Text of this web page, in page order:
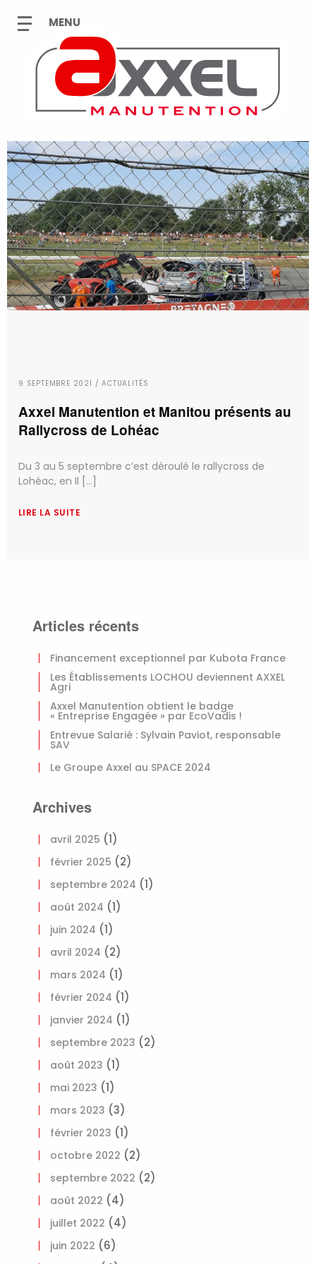
9 SEPTEMBRE 2021 / ACTUALITÉS
Axxel Manutention et Manitou présents au
Rallycross de Lohéac
Du 3 au 5 septembre c’est déroulé le rallycross de
Lohéac, en Il [...]
LIRE LA SUITE
Articles récents
Financement exceptionnel par Kubota France
Les Établissements LOCHOU deviennent AXXEL
Agri
Axxel Manutention obtient le badge
« Entreprise Engagée » par EcoVadis !
Entrevue Salarié : Sylvain Paviot, responsable
SAV
Le Groupe Axxel au SPACE 2024
Archives
avril 2025 (1)
février 2025 (2)
septembre 2024 (1)
août 2024 (1)
juin 2024 (1)
avril 2024 (2)
mars 2024 (1)
février 2024 (1)
janvier 2024 (1)
septembre 2023 (2)
août 2023 (1)
mai 2023 (1)
mars 2023 (3)
février 2023 (1)
octobre 2022 (2)
septembre 2022 (2)
août 2022 (4)
juillet 2022 (4)
juin 2022 (6)